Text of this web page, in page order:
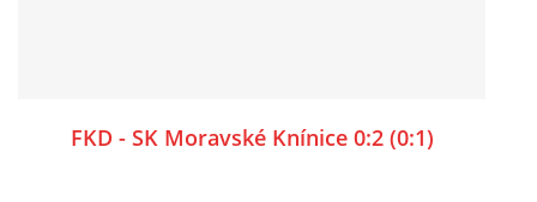
FKD - SK Moravské Knínice 0:2 (0:1)